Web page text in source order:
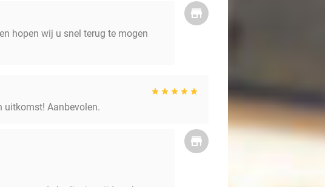
hopen wij u snel terug te mogen
uitkomst! Aanbevolen.